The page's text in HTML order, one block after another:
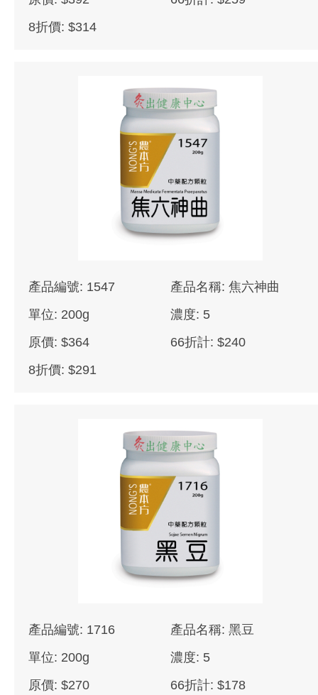
8折價: $314
產品編號: 1547
產品名稱: 焦六神曲
單位: 200g
濃度: 5
原價: $364
66折計: $240
8折價: $291
產品編號: 1716
產品名稱: 黑豆
單位: 200g
濃度: 5
原價: $270
66折計: $178